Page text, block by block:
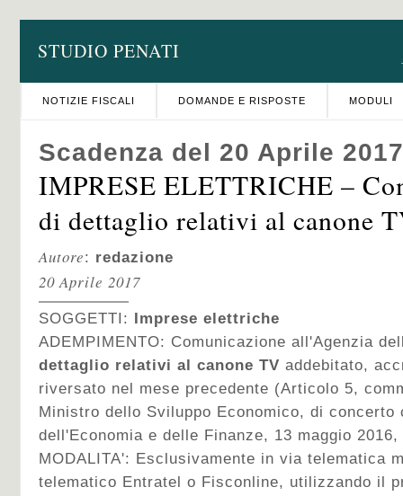
STUDIO PENATI
NOTIZIE FISCALI DOMANDE E RISPOSTE MODULI
Scadenza del 20 Aprile 2017
IMPRESE ELETTRICHE –
di dettaglio relativi al canone
Autore: redazione
20 Aprile 2017
SOGGETTI: Imprese elettriche
ADEMPIMENTO: Comunicazione all'Agenzia
dettaglio relativi al canone TV addebitato,
riversato nel mese precedente (Articolo 5,
Ministro dello Sviluppo Economico, di concerto
dell'Economia e delle Finanze, 13 maggio
MODALITA': Esclusivamente in via telematica
telematico Entratel o Fisconline, utilizzando il